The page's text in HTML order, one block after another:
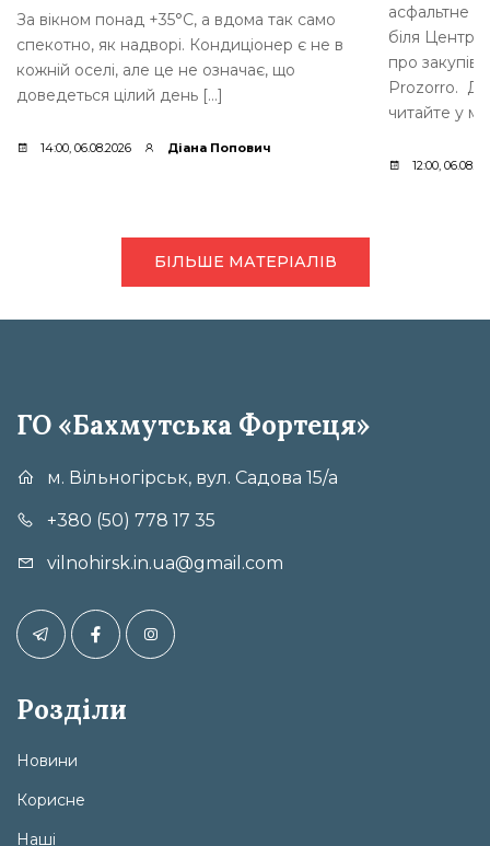
За вікном понад +35°C, а вдома так само
спекотно, як надворі. Кондиціонер є не в
кожній оселі, але це не означає, що
доведеться цілий день […]
14:00, 06.08.2026 Діана Попович
асфальтне
біля Центру
про
Prozorro.
читайте у
12:00,
БІЛЬШЕ МАТЕРІАЛІВ
ГО «Бахмутська Фортеця»
м. Вільногірськ, вул. Садова 15/а
+380 (50) 778 17 35
vilnohirsk.in.ua@gmail.com
Розділи
Новини
Корисне
Наші